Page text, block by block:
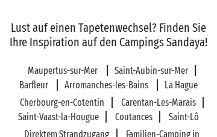
Lust auf einen Tapetenwechsel? Finden Sie
Ihre Inspiration auf den Campings Sandaya!
Maupertus-sur-Mer
Saint-Aubin-sur-Mer
Barfleur
Arromanches-les-Bains
La Hague
Cherbourg-en-Cotentin
Carentan-Les-Marais
Saint-Vaast-la-Hougue
Coutances
Saint-Lô
Direktem Strandzugang
Familien-Camping in